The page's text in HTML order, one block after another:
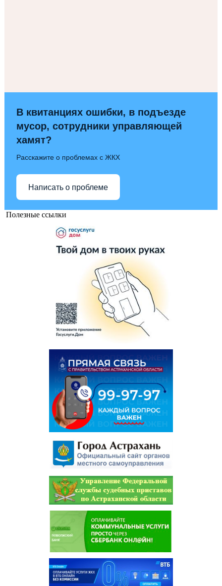
В квитанциях ошибки, в подъезде
мусор, сотрудники управляющей
хамят?
Расскажите о проблемах с ЖКХ
Написать о проблеме
Полезные ссылки